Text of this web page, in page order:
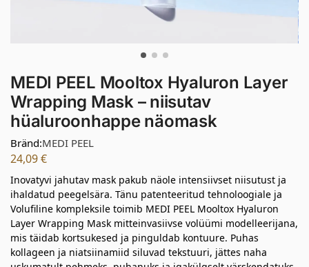
MEDI PEEL Mooltox Hyaluron Layer
Wrapping Mask – niisutav
hüaluroonhappe näomask
Bränd:MEDI PEEL
24,09€
Inovatyvi jahutav mask pakub näole intensiivset niisutust ja
ihaldatud peegelsära. Tänu patenteeritud tehnoloogiale ja
Volufiline kompleksile toimib MEDI PEEL Mooltox Hyaluron
Layer Wrapping Mask mitteinvasiivse volüümi modelleerijana,
mis täidab kortsukesed ja pinguldab kontuure. Puhas
kollageen ja niatsiinamiid siluvad tekstuuri, jättes naha